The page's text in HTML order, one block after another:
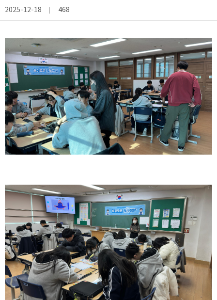
2025-12-18 468